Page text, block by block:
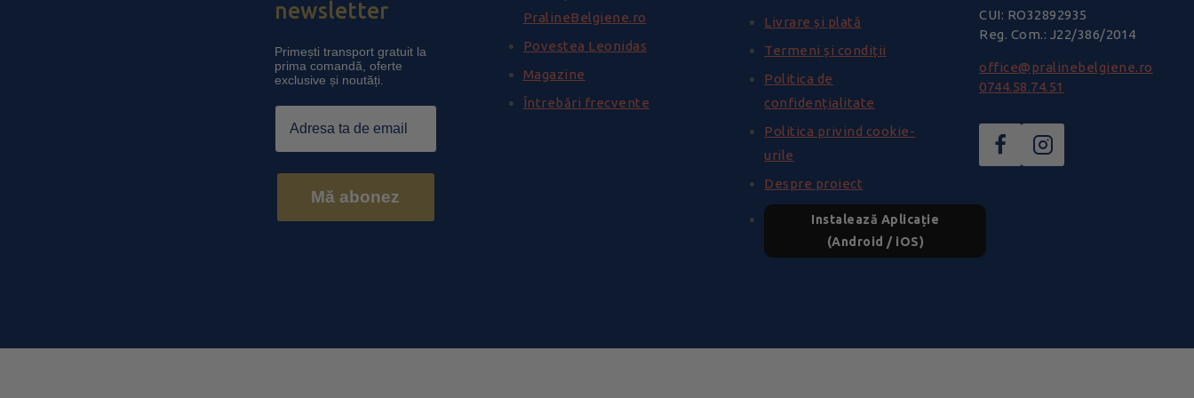
newsletter
Primești transport gratuit la
prima comandă, oferte
exclusive și noutăți.
Email
Mă abonez
PralineBelgiene.ro
Povestea Leonidas
Magazine
Întrebări frecvente
Livrare și plată
Termeni și condiții
Politica de
confidențialitate
Politica privind cookie-
urile
Despre proiect
Instalează Aplicație
(Android / iOS)
CUI: RO32892935
Reg. Com.: J22/386/2014
office@pralinebelgiene.ro
0744.58.74.51